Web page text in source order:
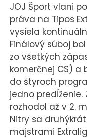
JOJ Šport vlani
práva na Tipos
vysiela
Finálový súboj
zo všetkých
komerčnej CS) a
do štyroch
jedno predĺženie.
rozhodol až v 2.
Nitry sa
majstrami